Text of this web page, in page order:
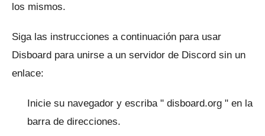
los mismos.
Siga las instrucciones a continuación para usar
Disboard para unirse a un servidor de Discord sin un
enlace:
Inicie su navegador y escriba " disboard.org " en la
barra de direcciones.